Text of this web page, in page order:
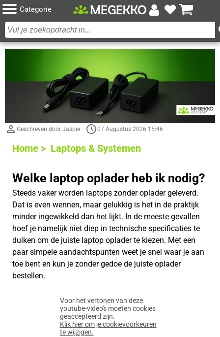
Categorie
Geschreven door Jasper 07 Augustus 2026 15:46
Home > Laptops & Systemen
Welke laptop oplader heb ik nodig?
Steeds vaker worden laptops zonder oplader geleverd.
Dat is even wennen, maar gelukkig is het in de praktijk
minder ingewikkeld dan het lijkt. In de meeste gevallen
hoef je namelijk niet diep in technische specificaties te
duiken om de juiste laptop oplader te kiezen. Met een
paar simpele aandachtspunten weet je snel waar je aan
toe bent en kun je zonder gedoe de juiste oplader
bestellen.
Voor het vertonen van deze
youtube-video's moeten cookies
geaccepteerd zijn.
Klik hier om je cookievoorkeuren
te wijzigen.